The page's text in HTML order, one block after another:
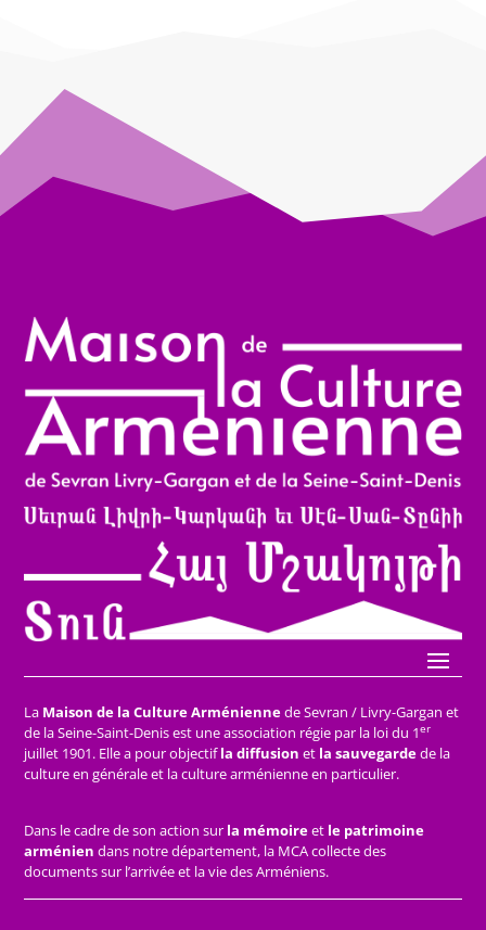
La Maison de la Culture Arméniennede Sevran / Livry-Gargan et
de la Seine-Saint-Denis est une association régie par la loi du 1er
juillet 1901. Elle a pour objectifla diffusion et la sauvegardede la
culture en générale et la culture arménienne en particulier.
Dans le cadre de son action sur la mémoireet le patrimoine
arménien dans notre département, la MCA collecte des
documents sur l’arrivée et la vie des Arméniens.